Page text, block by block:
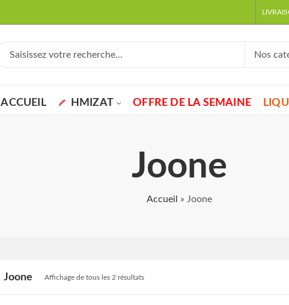
ACCUEIL HMIZAT OFFRE DE LA SEMAINE
Joone
Accueil » Joone
Joone Affichage de tous les 2 résultats